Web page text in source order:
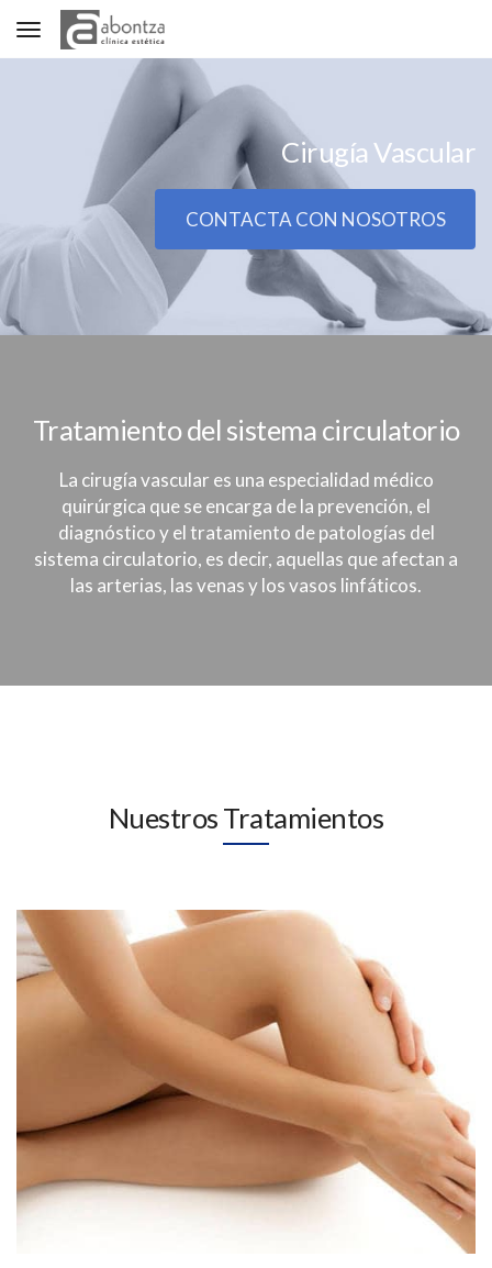
Toggle navigation
Cirugía Vascular
CONTACTA CON NOSOTROS
Tratamiento del sistema circulatorio
La cirugía vascular es una especialidad médico
quirúrgica que se encarga de la prevención, el
diagnóstico y el tratamiento de patologías del
sistema circulatorio, es decir, aquellas que afectan a
las arterias, las venas y los vasos linfáticos.
Nuestros Tratamientos